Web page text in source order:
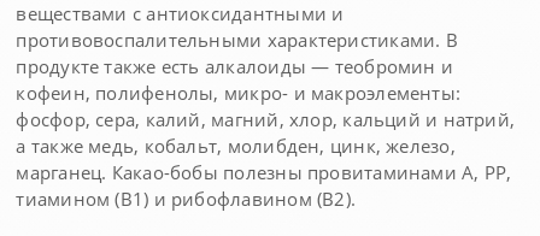
веществами с антиоксидантными и
противовоспалительными характеристиками. В
продукте также есть алкалоиды — теобромин и
кофеин, полифенолы, микро- и макроэлементы:
фосфор, сера, калий, магний, хлор, кальций и натрий,
а также медь, кобальт, молибден, цинк, железо,
марганец. Какао-бобы полезны провитаминами А, РР,
тиамином (В1) и рибофлавином (В2).